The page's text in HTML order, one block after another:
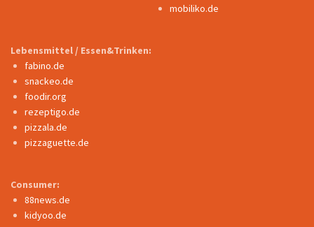
mobiliko.de
Lebensmittel / Essen&Trinken:
fabino.de
snackeo.de
foodir.org
rezeptigo.de
pizzala.de
pizzaguette.de
Consumer:
88news.de
kidyoo.de